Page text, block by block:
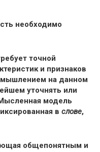
необходимо
точной
и признаков
на данном
уточнять или
модель
в слове,
общепонятным и